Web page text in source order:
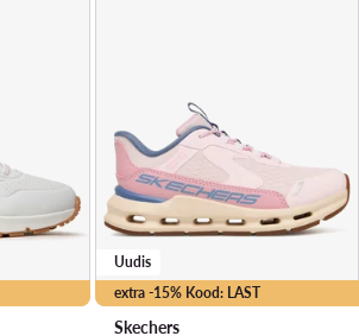
extra -15% Kood: LAST
Uudis
Skechers